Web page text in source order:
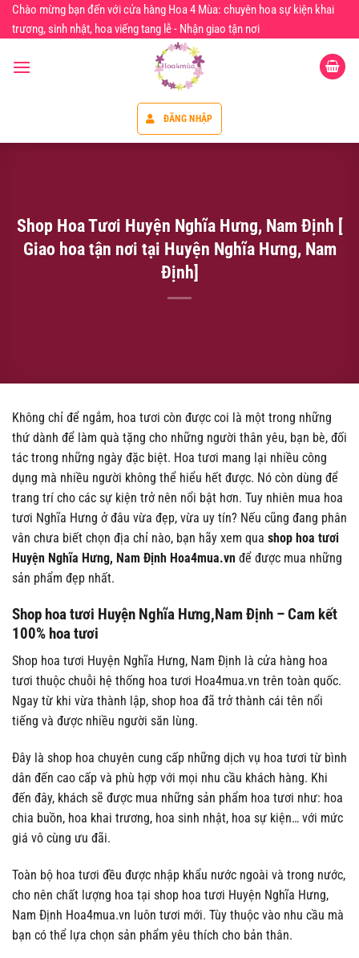
Chuyển
đến
dung
Chào mừng bạn đến với cửa hàng Hoa 4 Mùa: chuyên hoa sự kiện khai
trương, sinh nhật, hoa viếng tang lễ - Nhận giao tận nơi
ĐĂNG NHẬP
Shop Hoa Tươi Huyện Nghĩa Hưng, Nam Định [
Giao hoa tận nơi tại Huyện Nghĩa Hưng, Nam
Định]
Không chỉ để ngắm, hoa tươi còn được coi là một trong những
thứ dành để làm quà tặng cho những người thân yêu, bạn bè, đối
tác trong những ngày đặc biệt. Hoa tươi mang lại nhiều công
dụng mà nhiều người không thể hiểu hết được. Nó còn dùng để
trang trí cho các sự kiện trở nên nổi bật hơn. Tuy nhiên mua hoa
tươi Nghĩa Hưng ở đâu vừa đẹp, vừa uy tín? Nếu cũng đang phân
vân chưa biết chọn địa chỉ nào, bạn hãy xem qua shop hoa tươi
Huyện Nghĩa Hưng, Nam Định Hoa4mua.vn để được mua những
sản phẩm đẹp nhất.
Shop hoa tươi Huyện Nghĩa Hưng,Nam Định – Cam kết
100% hoa tươi
Shop hoa tươi Huyện Nghĩa Hưng, Nam Định là cửa hàng hoa
tươi thuộc chuỗi hệ thống hoa tươi Hoa4mua.vn trên toàn quốc.
Ngay từ khi vừa thành lập, shop hoa đã trở thành cái tên nổi
tiếng và được nhiều người săn lùng.
Đây là shop hoa chuyên cung cấp những dịch vụ hoa tươi từ bình
dân đến cao cấp và phù hợp với mọi nhu cầu khách hàng. Khi
đến đây, khách sẽ được mua những sản phẩm hoa tươi như: hoa
chia buồn, hoa khai trương, hoa sinh nhật, hoa sự kiện… với mức
giá vô cùng ưu đãi.
Toàn bộ hoa tươi đều được nhập khẩu nước ngoài và trong nước,
cho nên chất lượng hoa tại shop hoa tươi Huyện Nghĩa Hưng,
Nam Định Hoa4mua.vn luôn tươi mới. Tùy thuộc vào nhu cầu mà
bạn có thể lựa chọn sản phẩm yêu thích cho bản thân.